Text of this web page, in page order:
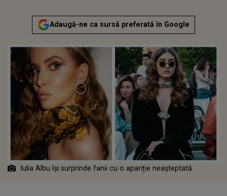
Adaugă-ne ca sursă preferată în Google
Iulia Albu își surprinde fanii cu o apariție neașteptată